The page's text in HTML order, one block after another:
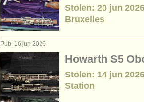
cursos/masterclass oboe (8)
degree courses: oboe
degree courses: baroque oboe
concurso de oboe (5)
venta de oboe (20)
Stolen: 20 jun
Bruxelles
Pub: 16 jun 2026
Howarth S5
Stolen: 14 jun
Station